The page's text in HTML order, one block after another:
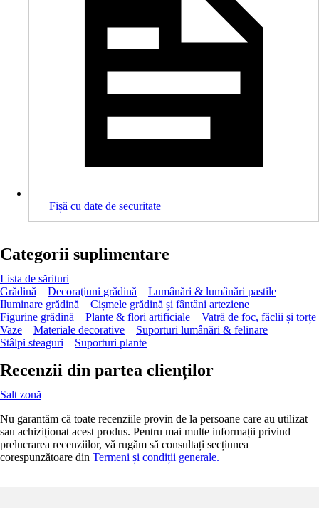
Fișă cu date de securitate
Categorii suplimentare
Lista de sărituri
Grădină
Decoraţiuni grădină
Lumânări & lumânări pastile
Iluminare grădină
Cișmele grădină și fântâni arteziene
Figurine grădină
Plante & flori artificiale
Vatră de foc, făclii și torțe
Vaze
Materiale decorative
Suporturi lumânări & felinare
Stâlpi steaguri
Suporturi plante
Recenzii din partea clienților
Salt zonă
Nu garantăm că toate recenziile provin de la persoane care au utilizat
sau achiziționat acest produs. Pentru mai multe informații privind
prelucrarea recenziilor, vă rugăm să consultați secțiunea
corespunzătoare din Termeni și condiții generale.